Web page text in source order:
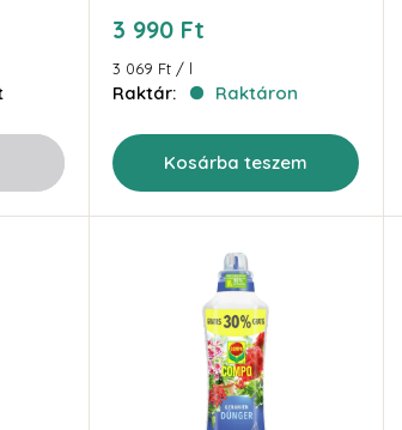
Akciós
3 990 Ft
3 069 Ft / l
Raktár: Raktáron
Kosárba teszem